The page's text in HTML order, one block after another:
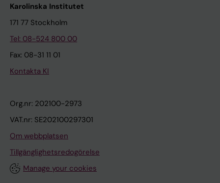
Karolinska Institutet
171 77 Stockholm
Tel: 08-524 800 00
Fax: 08-31 11 01
Kontakta KI
Org.nr: 202100-2973
VAT.nr: SE202100297301
Om webbplatsen
Tillgänglighetsredogörelse
Manage your cookies